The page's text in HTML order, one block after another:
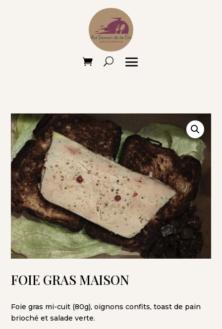
FOIE GRAS MAISON
Foie gras mi-cuit (80g), oignons confits, toast de pain
brioché et salade verte.